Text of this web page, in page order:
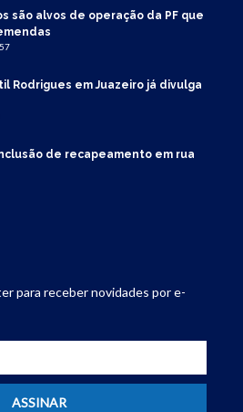
são alvos de operação da PF que
Rodrigues em Juazeiro já divulga
de recapeamento em rua
para receber novidades por e-